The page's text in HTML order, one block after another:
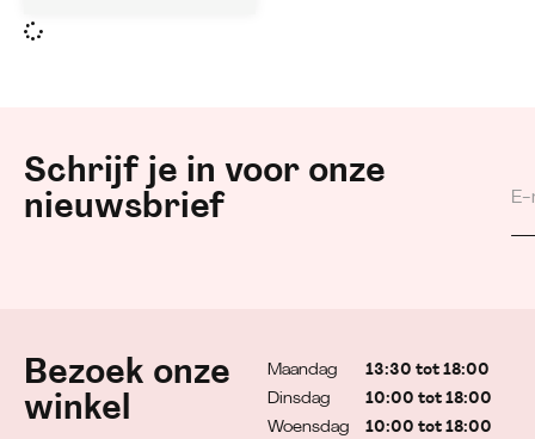
Schrijf je in voor onze
nieuwsbrief
Bezoek onze
winkel
Maandag
Dinsdag
Woensdag
13:30 tot 18:00
10:00 tot 18:00
10:00 tot 18:00